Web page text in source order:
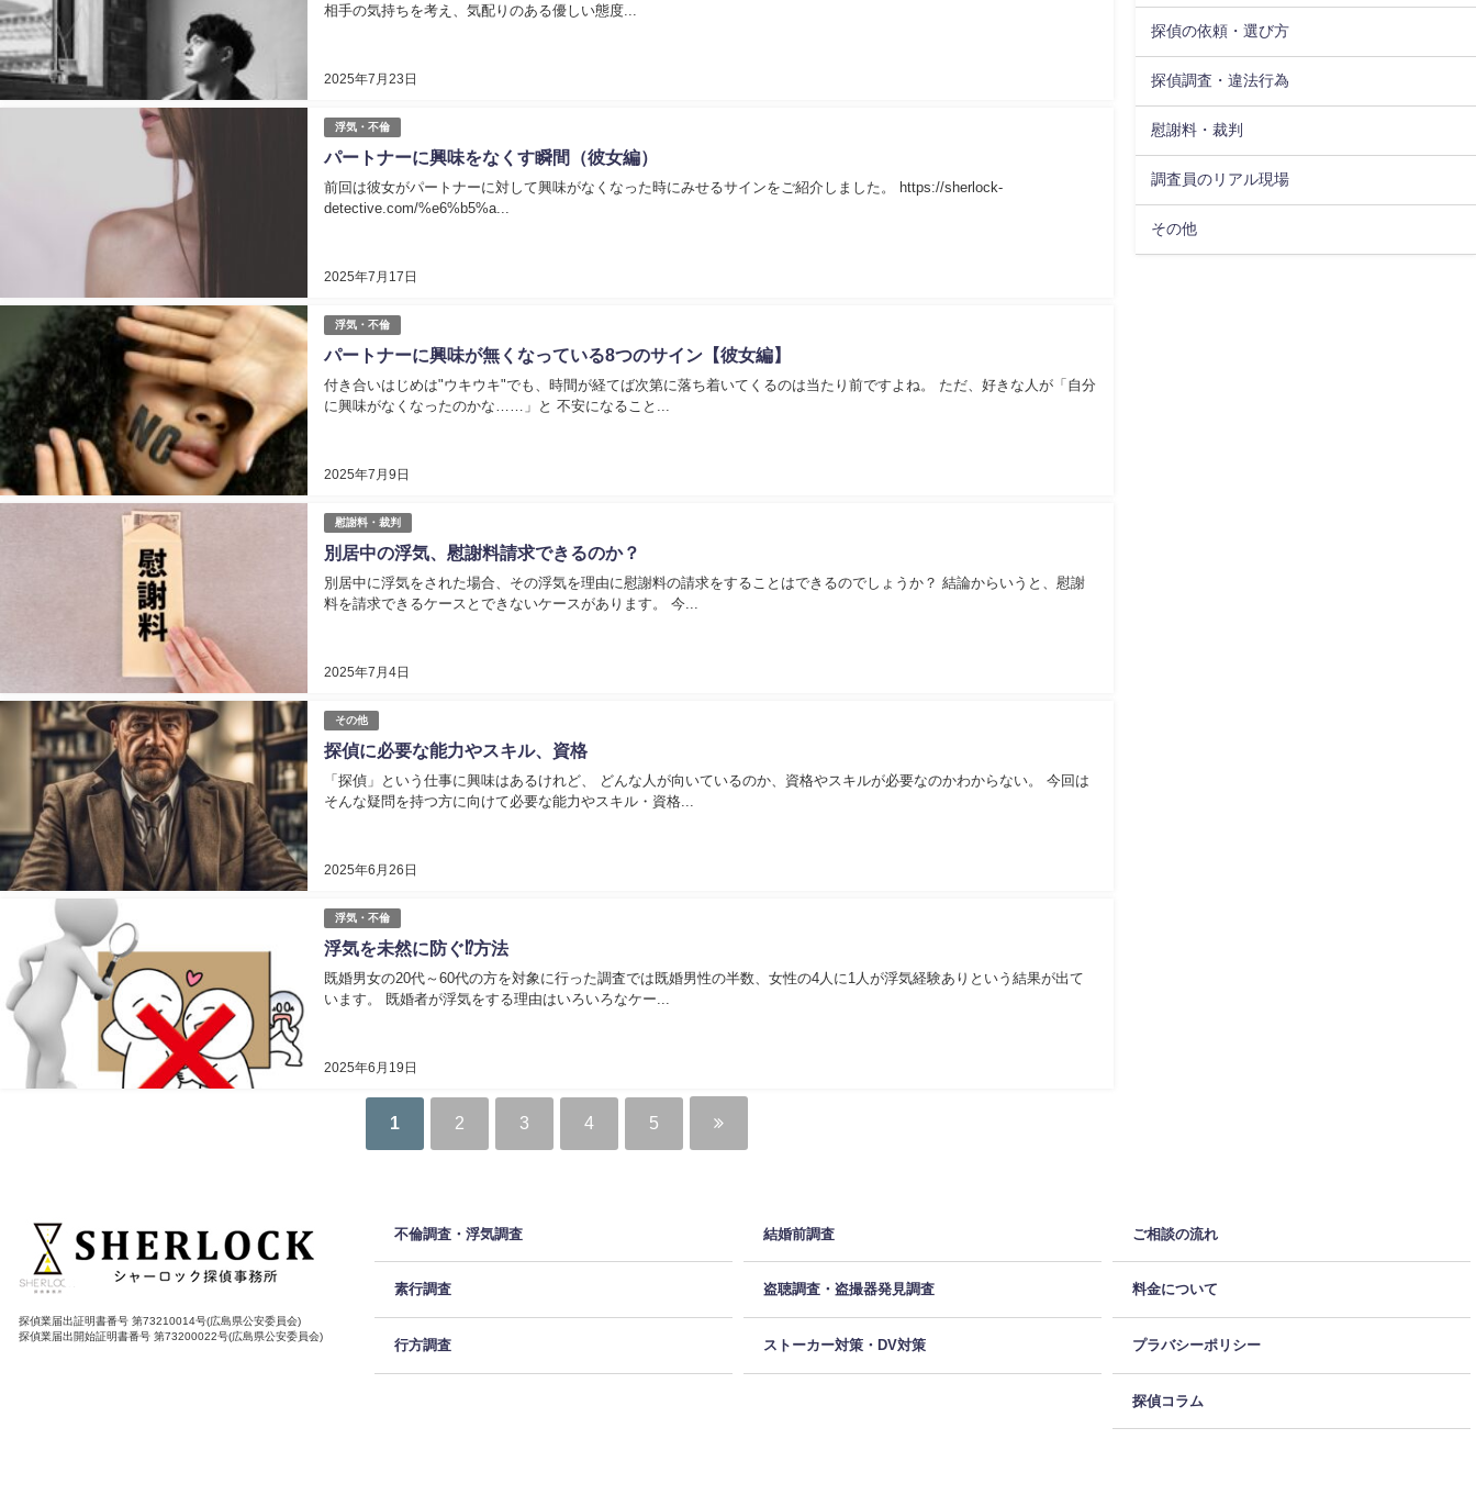
2025年7月23日
相手の気持ちを考え、気配りのある優しい態度...
浮気・不倫
パートナーに興味をなくす瞬間（彼女編）
2025年7月17日
前回は彼女がパートナーに対して興味がなくなった時にみせるサインをご紹介しました。 https://sherlock-
detective.com/%e6%b5%a...
浮気・不倫
パートナーに興味が無くなっている8つのサイン【彼女編】
2025年7月9日
付き合いはじめは"ウキウキ"でも、時間が経てば次第に落ち着いてくるのは当たり前ですよね。 ただ、好きな人が「自分
に興味がなくなったのかな……」と 不安になること...
慰謝料・裁判
別居中の浮気、慰謝料請求できるのか？
2025年7月4日
別居中に浮気をされた場合、その浮気を理由に慰謝料の請求をすることはできるのでしょうか？ 結論からいうと、慰謝
料を請求できるケースとできないケースがあります。 今...
その他
探偵に必要な能力やスキル、資格
2025年6月26日
「探偵」という仕事に興味はあるけれど、 どんな人が向いているのか、資格やスキルが必要なのかわからない。 今回は
そんな疑問を持つ方に向けて必要な能力やスキル・資格...
浮気・不倫
浮気を未然に防ぐ⁉方法
2025年6月19日
既婚男女の20代～60代の方を対象に行った調査では既婚男性の半数、女性の4人に1人が浮気経験ありという結果が出て
います。 既婚者が浮気をする理由はいろいろなケー...
1 2 3 4 5
探偵の依頼・選び方
探偵調査・違法行為
慰謝料・裁判
調査員のリアル現場
その他
探偵業届出証明書番号 第73210014号(広島県公安委員会)
探偵業届出開始証明書番号 第73200022号(広島県公安委員会)
不倫調査・浮気調査
素行調査
行方調査
結婚前調査
盗聴調査・盗撮器発見調査
ストーカー対策・DV対策
ご相談の流れ
料金について
プラバシーポリシー
探偵コラム